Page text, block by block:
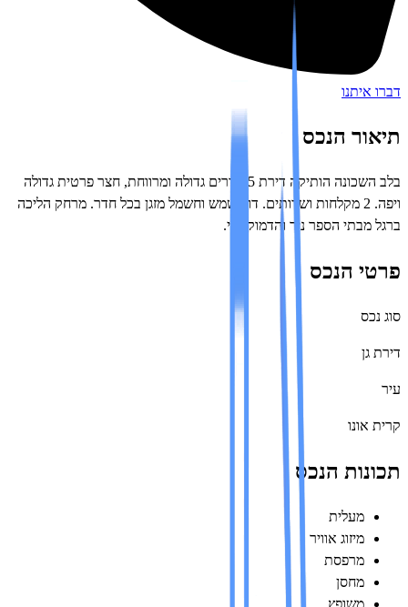
הנכס
בלב השכונה הותיקה דירת 5 חדרים גדולה ומרווחת, חצר פרטית גדולה
ויפה. 2 מקלחות ושרותים. דוד שמש וחשמל מזגן בכל חדר. מרחק הליכה
הספר ניר והדמוקרטי.
הנכס
הנכס
מעלית
מיזוג אוויר
מרפסת
מחסן
משופץ